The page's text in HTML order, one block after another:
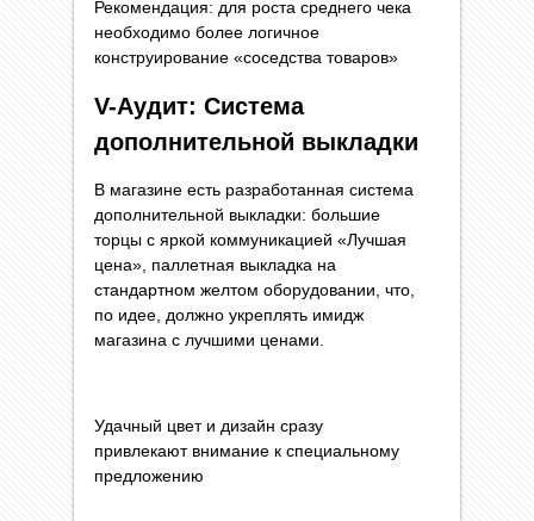
Рекомендация: для роста среднего чека
необходимо более логичное
конструирование «соседства товаров»
V-Аудит: Система
дополнительной выкладки
В магазине есть разработанная система
дополнительной выкладки: большие
торцы с яркой коммуникацией «Лучшая
цена», паллетная выкладка на
стандартном желтом оборудовании, что,
по идее, должно укреплять имидж
магазина с лучшими ценами.
Удачный цвет и дизайн сразу
привлекают внимание к специальному
предложению